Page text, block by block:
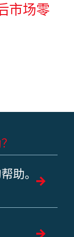
市场零
助。